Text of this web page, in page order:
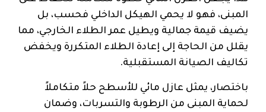
المبنى، فهو لا يحمي الهيكل الداخلي فحسب، بل
يضيف قيمة جمالية ويطيل عمر الطلاء الخارجي، مما
يقلل من الحاجة إلى إعادة الطلاء المتكررة ويخفض
تكاليف الصيانة المستقبلية.
باختصار، يمثل عازل مائي للأسطح حلاً متكاملاً
لحماية المبنى من الرطوبة والتسربات، وضمان